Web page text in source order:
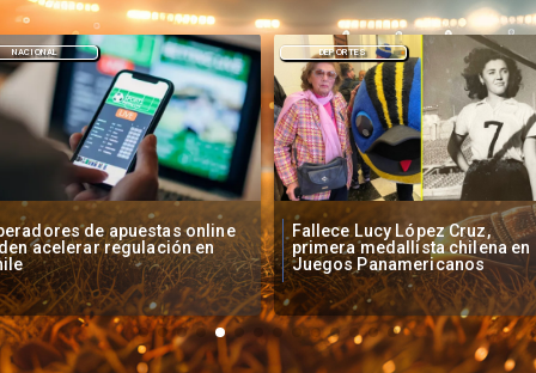
Lucy López Cruz,
medallista chilena en
Panamericanos
DEPORTES
Confirman fecha de llegada
Vozinha a Colo Colo
DEPORTES